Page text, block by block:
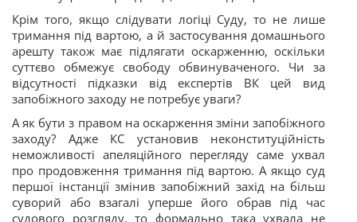
Крім того, якщо слідувати логіці Суду, то не лише
тримання під вартою, а й застосування домашнього
арешту також має підлягати оскарженню, оскільки
суттєво обмежує свободу обвинуваченого. Чи за
відсутності підказки від експертів ВК цей вид
запобіжного заходу не потребує уваги?
А як бути з правом на оскарження зміни запобіжного
заходу? Адже КС установив неконституційність
неможливості апеляційного перегляду саме ухвал
про продовження тримання під вартою. А якщо суд
першої інстанції змінив запобіжний захід на більш
суворий або взагалі уперше його обрав під час
судового розгляду, то формально така ухвала не